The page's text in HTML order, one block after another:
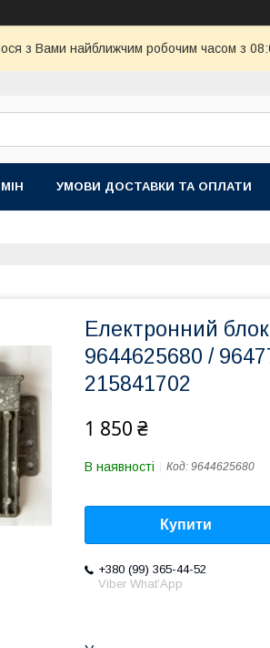
з Вами найближчим робочим часом з
УМОВИ ДОСТАВКИ ТА ОПЛАТИ
Електронний
9644625680 /
215841702
1 850 ₴
В наявності Код: 9644625680
Купити
+380 (99) 365-44-52
Viber What’App